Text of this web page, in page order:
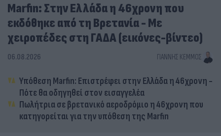
Marfin: Στην Ελλάδα η 46χρονη που
εκδόθηκε από τη Βρετανία - Με
χειροπέδες στη ΓΑΔΑ (εικόνες-βίντεο)
06.08.2026 ΓΙΆΝΝΗΣ ΚΈΜΜΟΣ
Υπόθεση Marfin: Επιστρέφει στην Ελλάδα η 46χρονη -
Πότε θα οδηγηθεί στον εισαγγελέα
Πωλήτρια σε βρετανικό αεροδρόμιο η 46χρονη που
κατηγορείται για την υπόθεση της Marfin